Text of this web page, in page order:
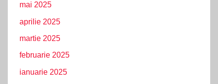
mai 2025
aprilie 2025
martie 2025
februarie 2025
ianuarie 2025